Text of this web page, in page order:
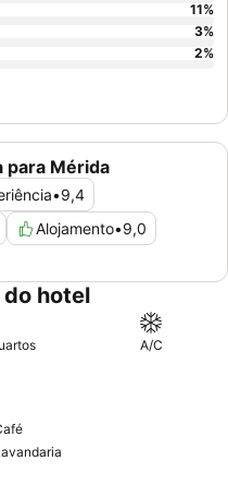
quartos virados para o
para Mérida
•9,4
Alojamento•9,0
11%
3%
2%
hotel
A/C